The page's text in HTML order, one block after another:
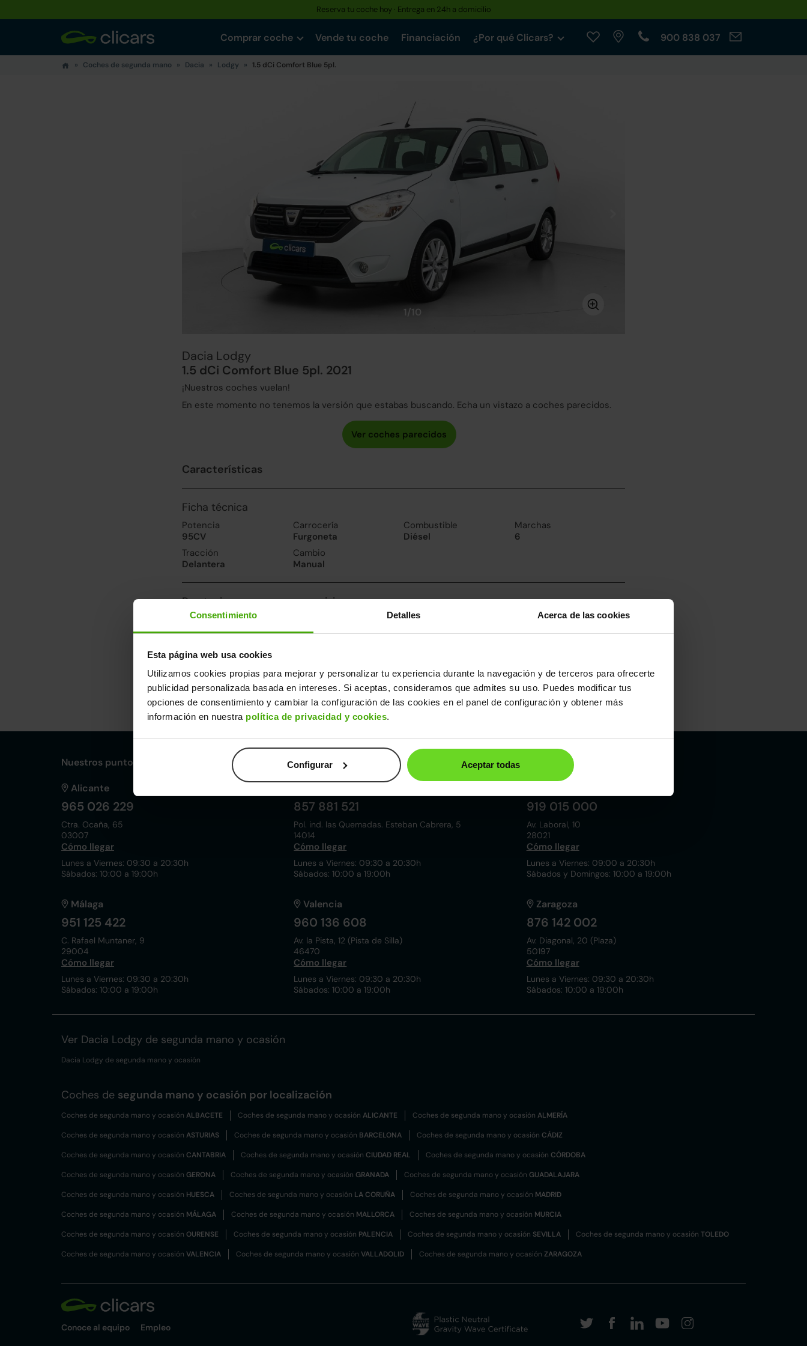
Consentimiento Detalles Acerca de las cookies
Esta página web usa cookies
Utilizamos cookies propias para mejorar y personalizar tu experiencia durante la navegación y de terceros para ofrecerte
publicidad personalizada basada en intereses. Si aceptas, consideramos que admites su uso. Puedes modificar tus
opciones de consentimiento y cambiar la configuración de las cookies en el panel de configuración y obtener más
información en nuestra política de privacidad y cookies.
Configurar Aceptar todas
Reserva tu coche hoy · Entrega en 24h a domicilio
Comprar coche Vende tu coche Financiación ¿Por qué Clicars? 900 838 037
Coches de segunda mano Dacia Lodgy 1.5 dCi Comfort Blue 5pl.
1/10
Dacia Lodgy
1.5 dCi Comfort Blue 5pl. 2021
¡Nuestros coches vuelan!
En este momento no tenemos la versión que estabas buscando. Echa un vistazo a coches parecidos.
Características
Ficha técnica
Potencia
95CV
Carrocería
Furgoneta
Combustible
Diésel
Marchas
6
Tracción
Delantera
Cambio
Manual
Prestaciones, consumo y emisiones
Velocidad máxima
172km/h
13.1segundos
Emisiones
106CO2
Consumo mixto
4.3l/100
4.9l/100
Dimensiones y otros datos
Largo
Ancho
Alto
1,68m
Nuestros puntos de venta Clicars:
Alicante
965 026 229
Ctra. Ocaña, 65
03007
Cómo llegar
Lunes a Viernes: 09:30 a 20:30h
Sábados: 10:00 a 19:00h
857 881 521
Pol. ind. las Quemadas. Esteban Cabrera, 5
14014
Cómo llegar
Lunes a Viernes: 09:30 a 20:30h
Sábados: 10:00 a 19:00h
919 015 000
Av. Laboral, 10
28021
Cómo llegar
Lunes a Viernes: 09:00 a 20:30h
Sábados y Domingos: 10:00 a 19:00h
Málaga
951 125 422
C. Rafael Muntaner, 9
29004
Cómo llegar
Lunes a Viernes: 09:30 a 20:30h
Sábados: 10:00 a 19:00h
Valencia
960 136 608
Av. la Pista, 12 (Pista de Silla)
46470
Cómo llegar
Lunes a Viernes: 09:30 a 20:30h
Sábados: 10:00 a 19:00h
Zaragoza
876 142 002
Av. Diagonal, 20 (Plaza)
50197
Cómo llegar
Lunes a Viernes: 09:30 a 20:30h
Sábados: 10:00 a 19:00h
Ver Dacia Lodgy de segunda mano y ocasión
Dacia Lodgy de segunda mano y ocasión
Coches de segunda mano y ocasión por localización
Coches de segunda mano y ocasión ALBACETE Coches de segunda mano y ocasión ALICANTE Coches de segunda mano y ocasión ALMERÍA
Coches de segunda mano y ocasión ASTURIAS Coches de segunda mano y ocasión BARCELONA Coches de segunda mano y ocasión CÁDIZ
Coches de segunda mano y ocasión CANTABRIA Coches de segunda mano y ocasión CIUDAD REAL Coches de segunda mano y ocasión CÓRDOBA
Coches de segunda mano y ocasión GERONA Coches de segunda mano y ocasión GRANADA Coches de segunda mano y ocasión GUADALAJARA
Coches de segunda mano y ocasión HUESCA Coches de segunda mano y ocasión LA CORUÑA Coches de segunda mano y ocasión MADRID
Coches de segunda mano y ocasión MÁLAGA Coches de segunda mano y ocasión MALLORCA Coches de segunda mano y ocasión MURCIA
Coches de segunda mano y ocasión OURENSE Coches de segunda mano y ocasión PALENCIA Coches de segunda mano y ocasión SEVILLA Coches de segunda mano y ocasión TOLEDO
Coches de segunda mano y ocasión VALENCIA Coches de segunda mano y ocasión VALLADOLID Coches de segunda mano y ocasión ZARAGOZA
Conoce al equipo Empleo